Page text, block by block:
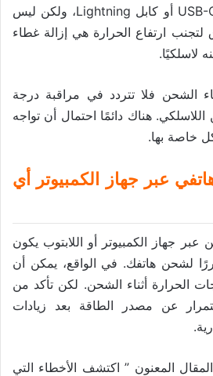
الشواحن التقليدية مثل USB-C أو كابل Lightning، ولكن ليس
ارتفاع الحرارة هي إزالة غطاء
لاسلكيًا.
الشحن فلا تتردد في مراقبة درجة
هناك دائمًا احتمال أن تواجه
خاصة بها.
عبر جهاز الكمبيوتر أي
جهاز الكمبيوتر أو اللابتوب يكون
لشحن هاتفك. في الواقع، يمكن أن
الحرارة أثناء الشحن. لكن تأكد من
عن مصدر الطاقة بعد زيادات
المعنون ” اكتشف الأخطاء التي